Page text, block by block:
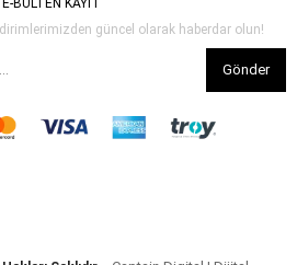
güncel olarak haberdar olun!
Gönder